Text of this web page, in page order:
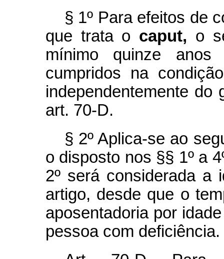
§ 1º Para efeitos de
que trata o caput, o
mínimo quinze
cumpridos na
independentemente do
art. 70-D.
§ 2º Aplica-se ao
o disposto nos §§ 1º a
2º será considerada a
artigo, desde que o
aposentadoria por
pessoa com deficiência.